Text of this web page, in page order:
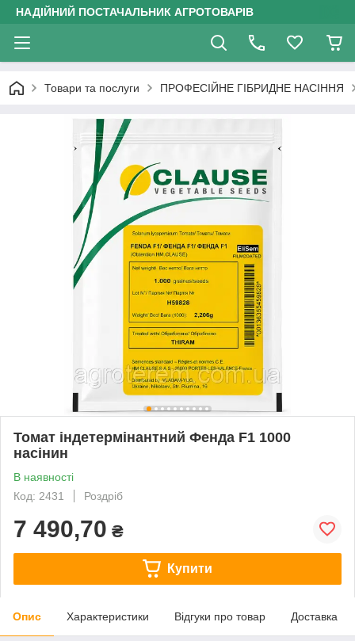
НАДІЙНИЙ ПОСТАЧАЛЬНИК АГРОТОВАРІВ
Товари та послуги ПРОФЕСІЙНЕ ГІБРИДНЕ НАСІННЯ
Томат індетермінантний Фенда F1 1000
насінин
В наявності
Код: 2431
Роздріб
7 490,70 ₴
Купити
Опис Характеристики Відгуки про товар Доставка